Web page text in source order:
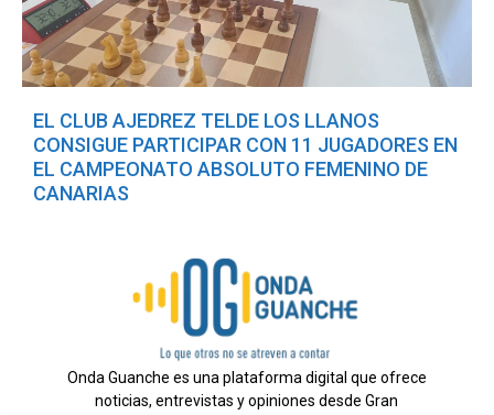
EL CLUB AJEDREZ TELDE LOS LLANOS
CONSIGUE PARTICIPAR CON 11 JUGADORES EN
EL CAMPEONATO ABSOLUTO FEMENINO DE
CANARIAS
Onda Guanche es una plataforma digital que ofrece
noticias, entrevistas y opiniones desde Gran